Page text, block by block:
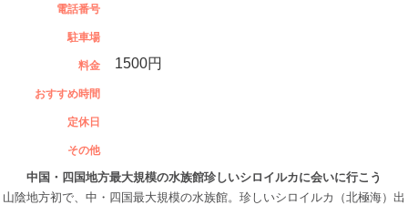
電話番号
駐車場
料金 1500円
おすすめ時間
定休日
その他
中国・四国地方最大規模の水族館珍しいシロイルカに会いに行こう
山陰地方初で、中・四国最大規模の水族館。珍しいシロイルカ（北極海）出